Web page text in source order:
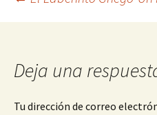
de
Deja una
Tu dirección de correo